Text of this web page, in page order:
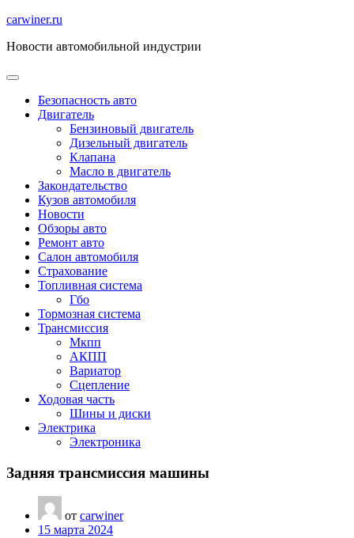
Перейти
содержимому
carwiner.ru
Новости автомобильной индустрии
Безопасность авто
Двигатель
Бензиновый двигатель
Дизельный двигатель
Клапана
Масло в двигатель
Закондательство
Кузов автомобиля
Новости
Обзоры авто
Ремонт авто
Салон автомобиля
Страхование
Топливная система
Гбо
Тормозная система
Трансмиссия
Мкпп
АКПП
Вариатор
Сцепление
Ходовая часть
Шины и диски
Электрика
Электроника
Задняя трансмиссия машины
от carwiner
15 марта 2024